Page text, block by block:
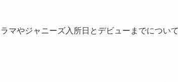
マやジャニーズ入所日とデビューまでについ